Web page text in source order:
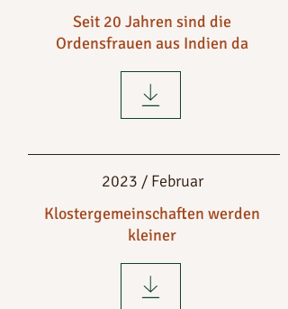
Seit 20 Jahren sind die
Ordensfrauen aus Indien da
2023 / Februar
Klostergemeinschaften werden
kleiner